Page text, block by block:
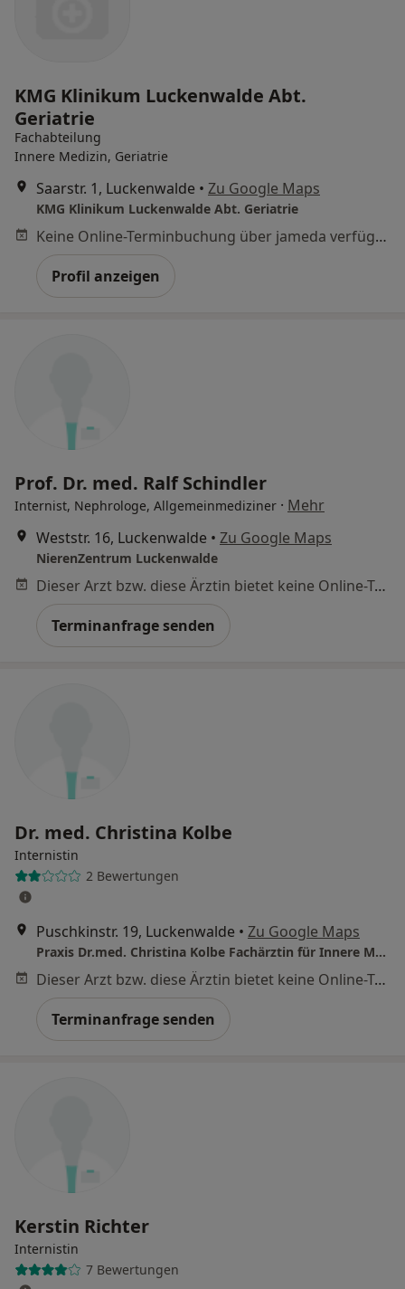
KMG Klinikum Luckenwalde Abt.
Geriatrie
Fachabteilung
Innere Medizin, Geriatrie
Saarstr. 1, Luckenwalde • Zu Google Maps
KMG Klinikum Luckenwalde Abt. Geriatrie
Keine Online-Terminbuchung über jameda verfügbar
Profil anzeigen
Prof. Dr. med. Ralf Schindler
Internist, Nephrologe, Allgemeinmediziner · Mehr
Weststr. 16, Luckenwalde • Zu Google Maps
NierenZentrum Luckenwalde
Dieser Arzt bzw. diese Ärztin bietet keine Online-Terminbuchung an diesem Standort an.
Terminanfrage senden
Dr. med. Christina Kolbe
Internistin
2 Bewertungen
Puschkinstr. 19, Luckenwalde • Zu Google Maps
Praxis Dr.med. Christina Kolbe Fachärztin für Innere Medizin
Dieser Arzt bzw. diese Ärztin bietet keine Online-Terminbuchung an diesem Standort an.
Terminanfrage senden
Kerstin Richter
Internistin
7 Bewertungen